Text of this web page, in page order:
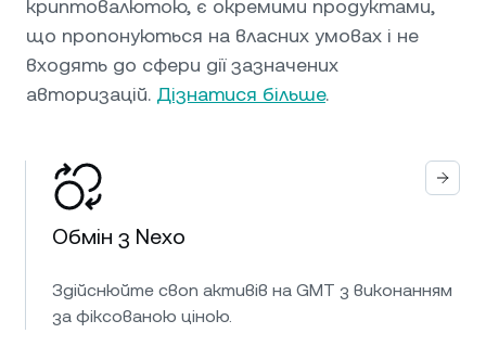
криптовалютою, є окремими продуктами,
що пропонуються на власних умовах і не
входять до сфери дії зазначених
авторизацій. Дізнатися більше.
Обмін з Nexo
Здійснюйте своп активів на GMT з виконанням
за фіксованою ціною.